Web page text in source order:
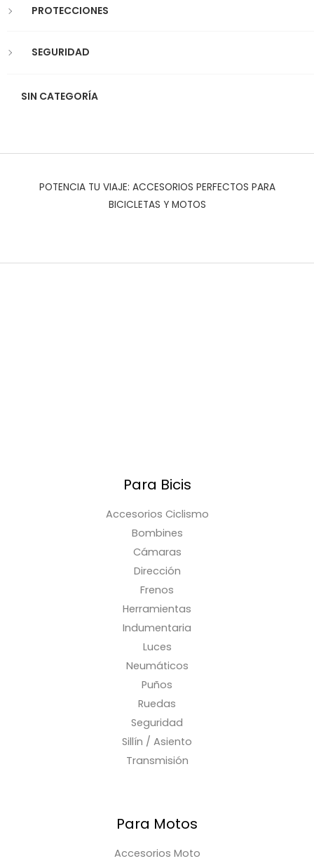
PROTECCIONES
SEGURIDAD
SIN CATEGORÍA
POTENCIA TU VIAJE: ACCESORIOS PERFECTOS PARA
BICICLETAS Y MOTOS
Para Bicis
Accesorios Ciclismo
Bombines
Cámaras
Dirección
Frenos
Herramientas
Indumentaria
Luces
Neumáticos
Puños
Ruedas
Seguridad
Sillín / Asiento
Transmisión
Para Motos
Accesorios Moto